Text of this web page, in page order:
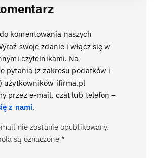
komentowania naszych
swoje zdanie i włącz się w
czytelnikami. Na
pytania (z zakresu podatków i
użytkowników ifirma.pl
przez e-mail, czat lub telefon –
z nami.
nie zostanie opublikowany.
są oznaczone *